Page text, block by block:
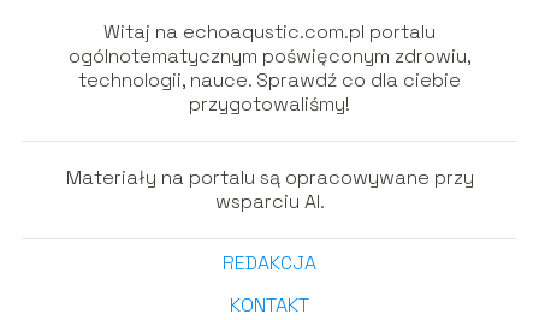
Witaj na echoaqustic.com.pl portalu
ogólnotematycznym poświęconym zdrowiu,
technologii, nauce. Sprawdź co dla ciebie
przygotowaliśmy!
Materiały na portalu są opracowywane przy
wsparciu AI.
REDAKCJA
KONTAKT